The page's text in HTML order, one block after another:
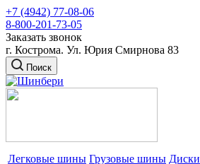
+7 (4942) 77-08-06
8-800-201-73-05
Заказать звонок
г. Кострома. Ул. Юрия Смирнова 83
Поиск
Легковые шины Грузовые шины Диски